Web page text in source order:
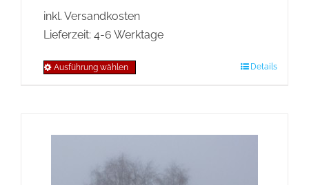
inkl. Versandkosten
Lieferzeit: 4-6 Werktage
Ausführung wählen
mehrere
auf.
Details